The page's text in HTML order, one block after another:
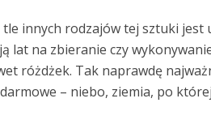
innych rodzajów tej sztuki jest
lat na zbieranie czy
różdżek. Tak naprawdę
– niebo, ziemia, po